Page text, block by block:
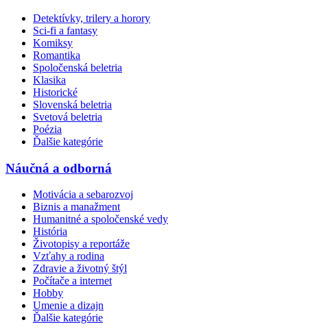
Detektívky, trilery a horory
Sci-fi a fantasy
Komiksy
Romantika
Spoločenská beletria
Klasika
Historické
Slovenská beletria
Svetová beletria
Poézia
Ďalšie kategórie
Náučná a odborná
Motivácia a sebarozvoj
Biznis a manažment
Humanitné a spoločenské vedy
História
Životopisy a reportáže
Vzťahy a rodina
Zdravie a životný štýl
Počítače a internet
Hobby
Umenie a dizajn
Ďalšie kategórie